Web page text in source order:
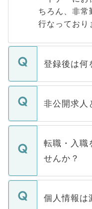
ちろん、非常
行なっており
登録後は何
ご登録いただ
登録内容を
ます。通常、
いただきま
い。
非公開求人
マイナビ
うち約3割は
けない「非
下記の理由
ません。
■応募殺到を
転職・入職
せんか？
転職・入職を
ん。また、
個人情報は